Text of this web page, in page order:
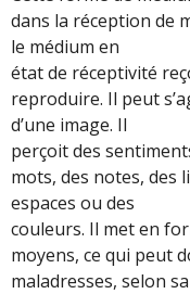
dans la réception de
le médium en
état de réceptivité
reproduire. Il peut
d’une image. Il
perçoit des
mots, des notes, des
espaces ou des
couleurs. Il met en
moyens, ce qui peut
maladresses, selon sa